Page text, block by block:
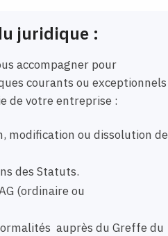
juridique :
accompagner pour
courants ou exceptionnels
de votre entreprise :
modification ou dissolution de
des Statuts.
(ordinaire ou
auprès du Greffe du